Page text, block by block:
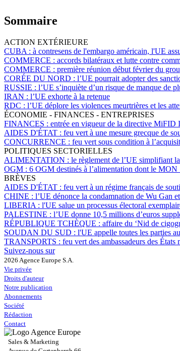
Sommaire
ACTION EXTÉRIEURE
CUBA : à contresens de l'embargo américain, l'UE
COMMERCE : accords bilatéraux et lutte contre
COMMERCE : première réunion début février du
CORÉE DU NORD : l’UE pourrait adopter des
RUSSIE : l’UE s’inquiète d’un risque de manque de
IRAN : l’UE exhorte à la retenue
RDC : l’UE déplore les violences meurtrières et les
ÉCONOMIE - FINANCES - ENTREPRISES
FINANCES : entrée en vigueur de la directive MiFID
AIDES D'ÉTAT : feu vert à une mesure grecque de
CONCURRENCE : feu vert sous condition à
POLITIQUES SECTORIELLES
ALIMENTATION : le règlement de l’UE simplifiant
OGM : 6 OGM destinés à l’alimentation dont le
BRÈVES
AIDES D'ÉTAT : feu vert à un régime français de
CHINE : l’UE dénonce la condamnation de Wu Gan
LIBERIA : l'UE salue un processus électoral
PALESTINE : l’UE donne 10,5 millions d’euros
RÉPUBLIQUE TCHÈQUE : affaire du ‘Nid de
SOUDAN DU SUD : l'UE appelle toutes les parties
TRANSPORTS : feu vert des ambassadeurs des
Suivez-nous sur
2026 Agence Europe S.A.
Vie privée
Droits d'auteur
Notre publication
Abonnements
Société
Rédaction
Contact
Sales & Marketing